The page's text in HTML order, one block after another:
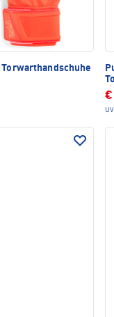
Torwarthandschuhe
€